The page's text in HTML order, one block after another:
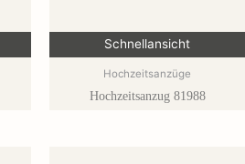
Schnellansicht
Hochzeitsanzüge
Hochzeitsanzug 81988